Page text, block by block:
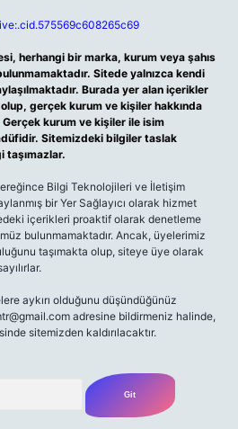
herhangi bir marka, kurum veya şahıs
Sitede yalnızca kendi
Burada yer alan içerikler
gerçek kurum ve kişiler hakkında
Gerçek kurum ve kişiler ile isim
Sitemizdeki bilgiler taslak
taşımazlar.
Bilgi Teknolojileri ve İletişim
bir Yer Sağlayıcı olarak hizmet
içerikleri proaktif olarak denetleme
bulunmamaktadır. Ancak, üyelerimiz
taşımakta olup, siteye üye olarak
aykırı olduğunu düşündüğünüz
adresine bildirmeniz halinde,
sitemizden kaldırılacaktır.